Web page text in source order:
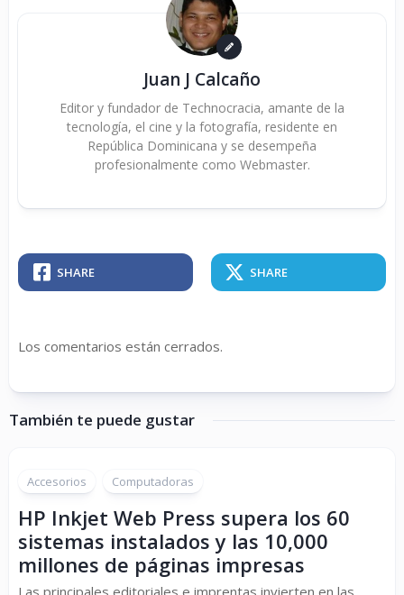
Juan J Calcaño
Editor y fundador de Technocracia, amante de la
tecnología, el cine y la fotografía, residente en
República Dominicana y se desempeña
profesionalmente como Webmaster.
SHARE SHARE
Los comentarios están cerrados.
También te puede gustar
Accesorios Computadoras
HP Inkjet Web Press supera los 60
sistemas instalados y las 10,000
millones de páginas impresas